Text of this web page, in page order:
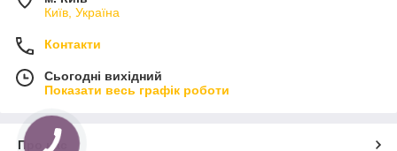
Київ, Україна
Контакти
Сьогодні вихідний
Показати весь графік роботи
Про нас